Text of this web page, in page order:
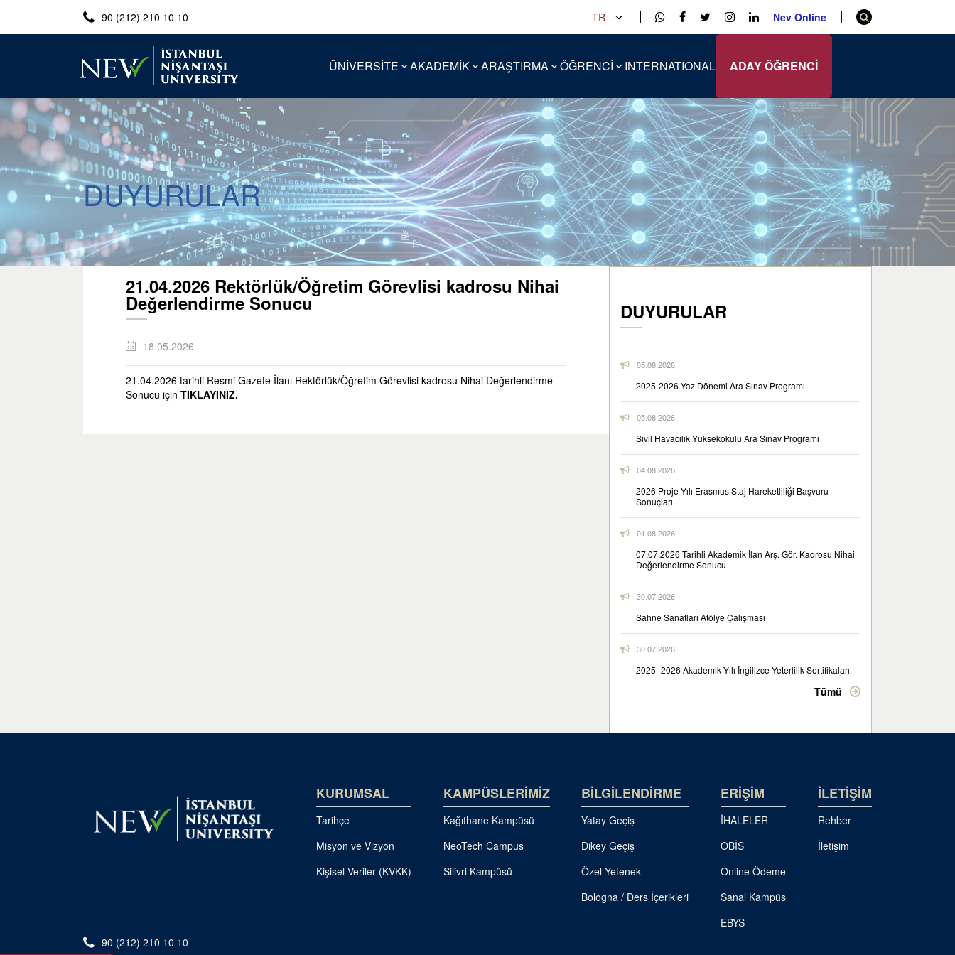
90 (212) 210 10 10 TR Nev Online
ÜNİVERSİTE AKADEMİK ARAŞTIRMA ÖĞRENCİ INTERNATIONAL ADAY ÖĞRENCİ
DUYURULAR
21.04.2026 Rektörlük/Öğretim Görevlisi kadrosu Nihai
Değerlendirme Sonucu
18.05.2026
21.04.2026 tarihli Resmi Gazete İlanı Rektörlük/Öğretim Görevlisi kadrosu Nihai Değerlendirme
Sonucu için TIKLAYINIZ.
DUYURULAR
05.08.2026
2025-2026 Yaz Dönemi Ara Sınav Programı
05.08.2026
Sivil Havacılık Yüksekokulu Ara Sınav Programı
04.08.2026
2026 Proje Yılı Erasmus Staj Hareketliliği Başvuru
Sonuçları
01.08.2026
07.07.2026 Tarihli Akademik İlan Arş. Gör. Kadrosu Nihai
Değerlendirme Sonucu
30.07.2026
Sahne Sanatları Atölye Çalışması
30.07.2026
2025–2026 Akademik Yılı İngilizce Yeterlilik Sertifikaları
Tümü
KURUMSAL
Tarihçe
Misyon ve Vizyon
Kişisel Veriler (KVKK)
KAMPÜSLERİMİZ
Kağıthane Kampüsü
NeoTech Campus
Silivri Kampüsü
BİLGİLENDİRME
Yatay Geçiş
Dikey Geçiş
Özel Yetenek
Bologna / Ders İçerikleri
ERİŞİM
İHALELER
OBİS
Online Ödeme
Sanal Kampüs
EBYS
İLETİŞİM
Rehber
İletişim
90 (212) 210 10 10